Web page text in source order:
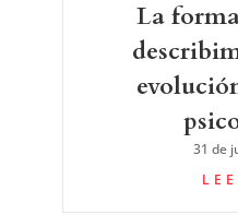
La
31 de